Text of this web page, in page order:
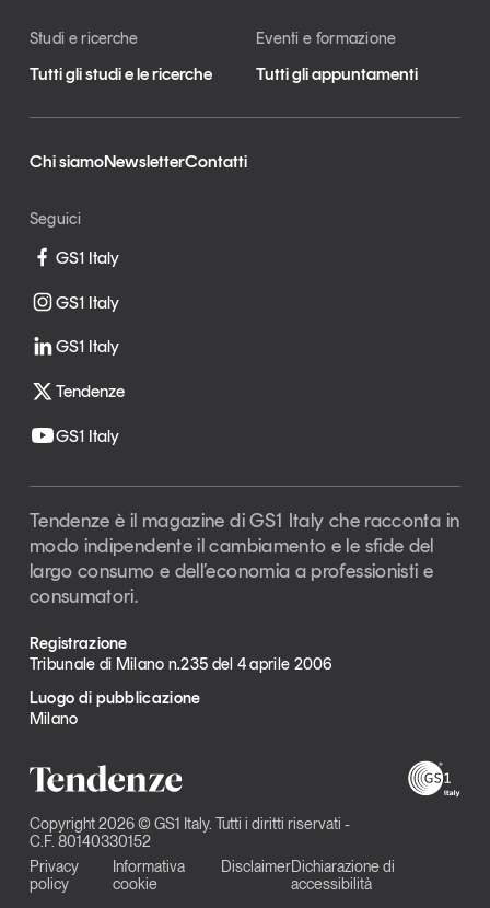
Studi e ricerche
Tutti gli studi e le ricerche
Eventi e formazione
Tutti gli appuntamenti
Chi siamoNewsletterContatti
Seguici
GS1 Italy
GS1 Italy
GS1 Italy
Tendenze
GS1 Italy
Tendenze è il magazine di GS1 Italy che racconta in
modo indipendente il cambiamento e le sfide del
largo consumo e dell’economia a professionisti e
consumatori.
Registrazione
Tribunale di Milano n.235 del 4 aprile 2006
Luogo di pubblicazione
Milano
Copyright 2026 © GS1 Italy. Tutti i diritti riservati -
C.F. 80140330152
Privacy
policy
Informativa
cookie
DisclaimerDichiarazione di
accessibilità